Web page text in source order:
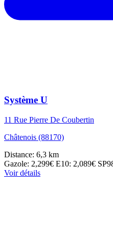
Système U
11 Rue Pierre De Coubertin
Châtenois (88170)
Distance: 6,3 km
Gazole: 2,299€ E10: 2,089€
Voir détails